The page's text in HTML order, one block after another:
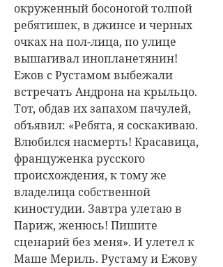
окруженный босоногой толпой
ребятишек, в джинсе и черных
очках на пол-лица, по улице
вышагивал инопланетянин!
Ежов с Рустамом выбежали
встречать Андрона на крыльцо.
Тот, обдав их запахом пачулей,
объявил: «Ребята, я соскакиваю.
Влюбился насмерть! Красавица,
француженка русского
происхождения, к тому же
владелица собственной
киностудии. Завтра улетаю в
Париж, женюсь! Пишите
сценарий без меня». И улетел к
Маше Мериль. Рустаму и Ежову